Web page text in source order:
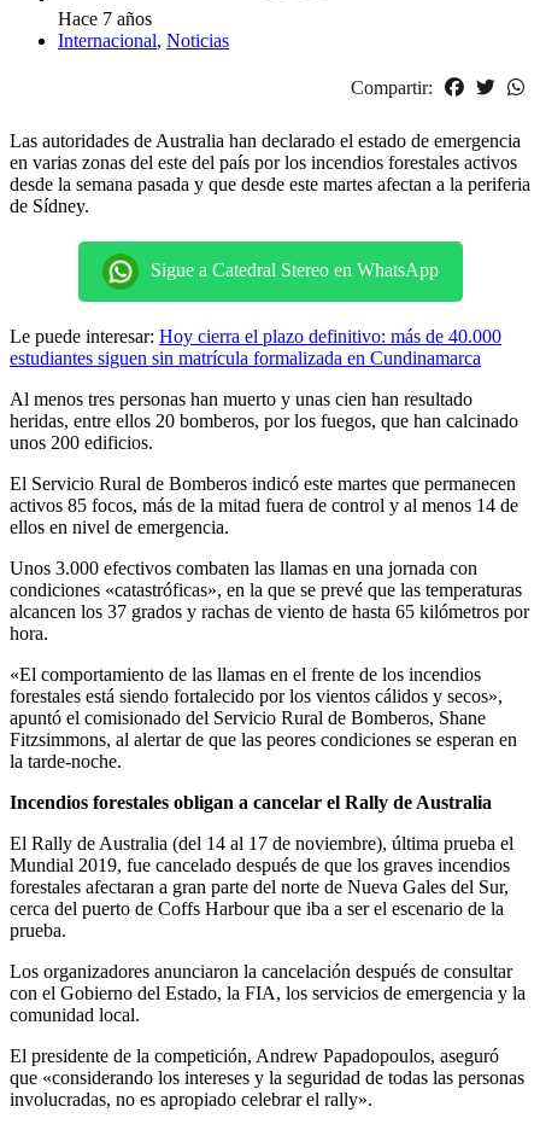
Hace 7 años
Internacional, Noticias
Compartir:
Las autoridades de Australia han declarado el estado de emergencia
en varias zonas del este del país por los incendios forestales activos
desde la semana pasada y que desde este martes afectan a la periferia
de Sídney.
Sigue a Catedral Stereo en WhatsApp
Le puede interesar: Hoy cierra el plazo definitivo: más de 40.000
estudiantes siguen sin matrícula formalizada en Cundinamarca
Al menos tres personas han muerto y unas cien han resultado
heridas, entre ellos 20 bomberos, por los fuegos, que han calcinado
unos 200 edificios.
El Servicio Rural de Bomberos indicó este martes que permanecen
activos 85 focos, más de la mitad fuera de control y al menos 14 de
ellos en nivel de emergencia.
Unos 3.000 efectivos combaten las llamas en una jornada con
condiciones «catastróficas», en la que se prevé que las temperaturas
alcancen los 37 grados y rachas de viento de hasta 65 kilómetros por
hora.
«El comportamiento de las llamas en el frente de los incendios
forestales está siendo fortalecido por los vientos cálidos y secos»,
apuntó el comisionado del Servicio Rural de Bomberos, Shane
Fitzsimmons, al alertar de que las peores condiciones se esperan en
la tarde-noche.
Incendios forestales obligan a cancelar el Rally de Australia
El Rally de Australia (del 14 al 17 de noviembre), última prueba el
Mundial 2019, fue cancelado después de que los graves incendios
forestales afectaran a gran parte del norte de Nueva Gales del Sur,
cerca del puerto de Coffs Harbour que iba a ser el escenario de la
prueba.
Los organizadores anunciaron la cancelación después de consultar
con el Gobierno del Estado, la FIA, los servicios de emergencia y la
comunidad local.
El presidente de la competición, Andrew Papadopoulos, aseguró
que «considerando los intereses y la seguridad de todas las personas
involucradas, no es apropiado celebrar el rally».